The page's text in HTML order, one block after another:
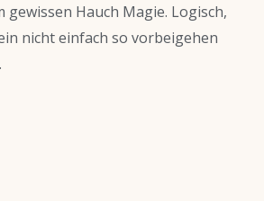
Hauch Magie. Logisch,
nicht einfach so vorbeigehen